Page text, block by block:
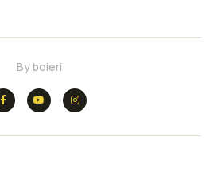
Byboieri